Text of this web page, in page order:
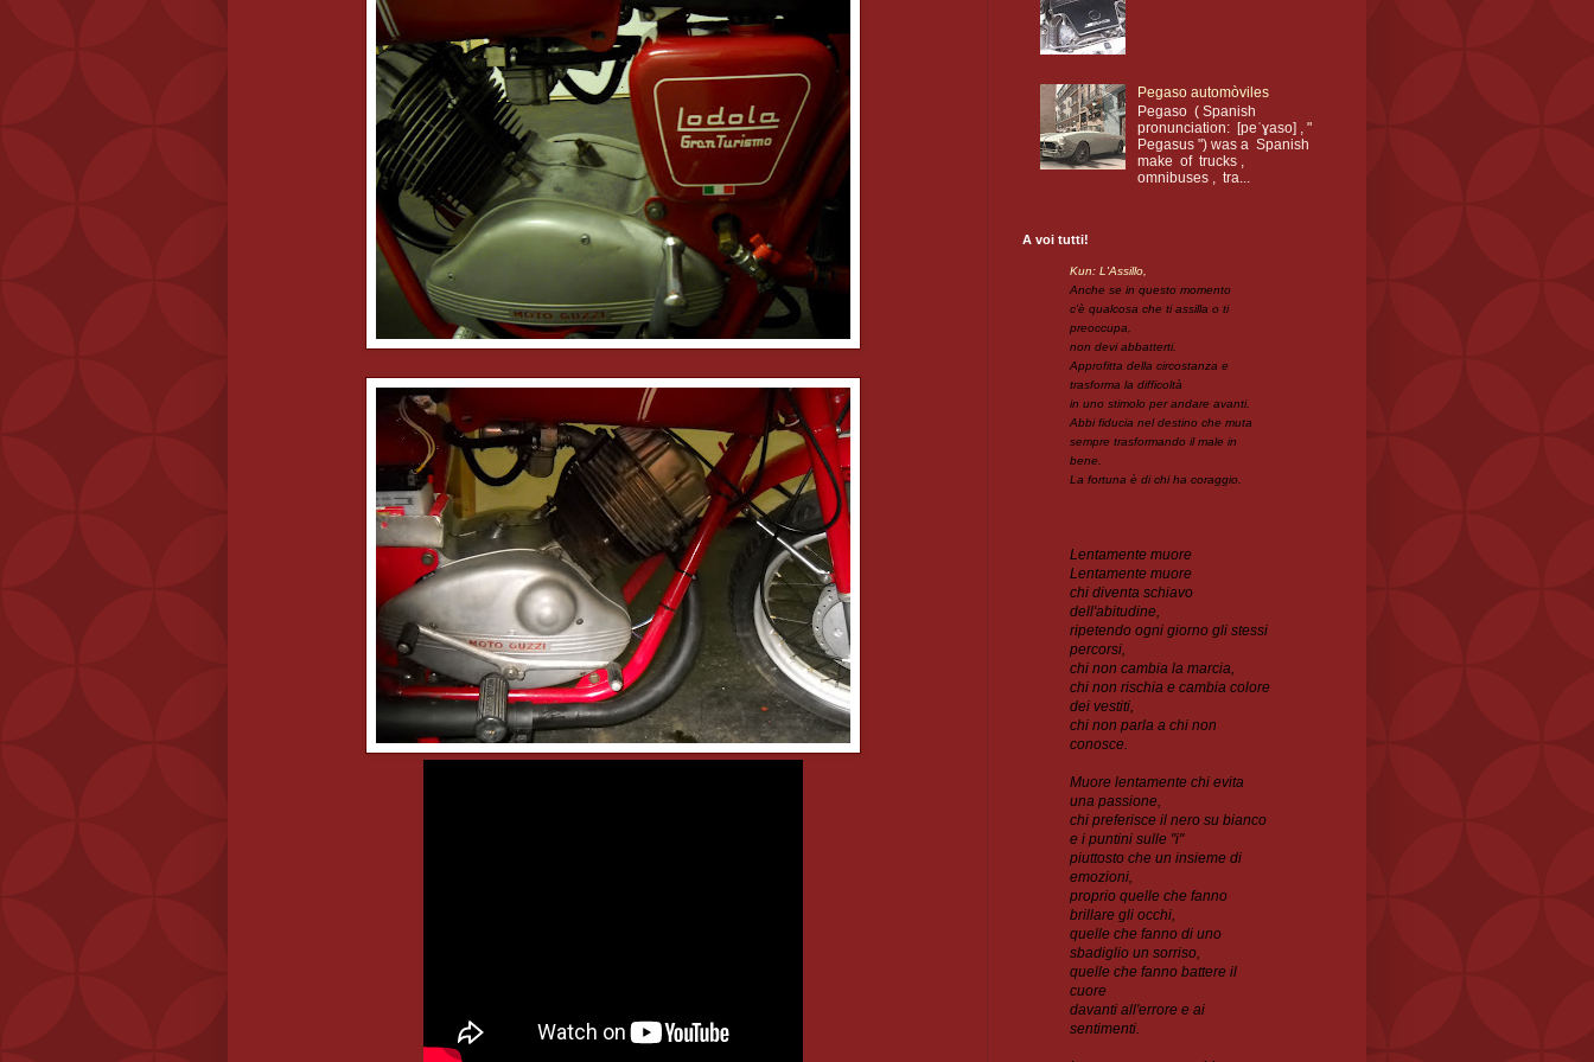
Pegaso automòviles
Pegaso ( Spanish
pronunciation: [peˈɣaso] , "
Pegasus ") was a Spanish
make of trucks ,
omnibuses , tra...
A voi tutti!
Kun: L'Assillo,
Anche se in questo momento
c'è qualcosa che ti assilla o ti
preoccupa,
non devi abbatterti.
Approfitta della circostanza e
trasforma la difficoltà
in uno stimolo per andare avanti.
Abbi fiducia nel destino che muta
sempre trasformando il male in
bene.
La fortuna è di chi ha coraggio.
Lentamente muore
Lentamente muore
chi diventa schiavo
dell'abitudine,
ripetendo ogni giorno gli stessi
percorsi,
chi non cambia la marcia,
chi non rischia e cambia colore
dei vestiti,
chi non parla a chi non
conosce.
Muore lentamente chi evita
una passione,
chi preferisce il nero su bianco
e i puntini sulle "i"
piuttosto che un insieme di
emozioni,
proprio quelle che fanno
brillare gli occhi,
quelle che fanno di uno
sbadiglio un sorriso,
quelle che fanno battere il
cuore
davanti all'errore e ai
sentimenti.